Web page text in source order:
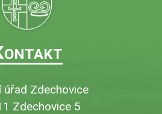
ONTAKT
úřad Zdechovice
Zdechovice 5